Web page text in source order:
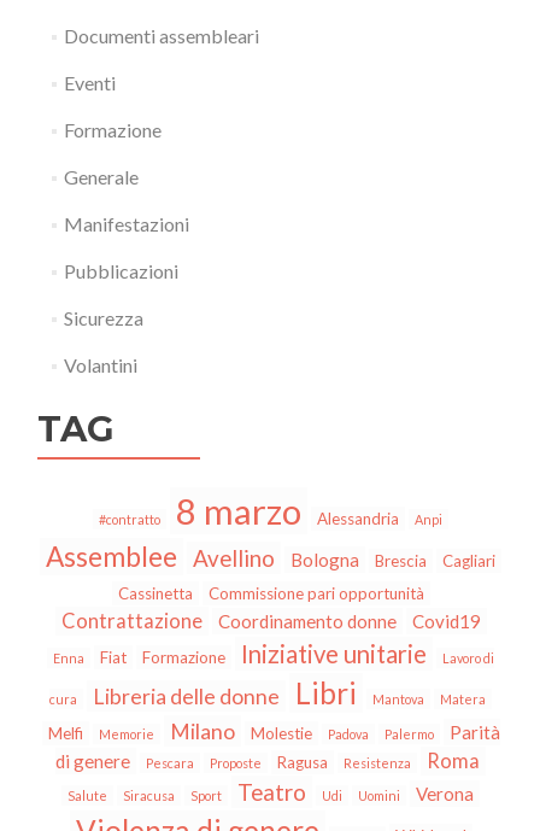
Documenti assembleari
Eventi
Formazione
Generale
Manifestazioni
Pubblicazioni
Sicurezza
Volantini
TAG
#contratto 8 marzo Alessandria Anpi
Assemblee Avellino Bologna Brescia
Cagliari
Cassinetta
Commissione pari opportunità
Contrattazione Coordinamento donne Covid19
Enna Fiat Formazione Iniziative unitarie Lavoro di
cura Libreria delle donne Libri Mantova Matera
Melfi Memorie Milano Molestie Padova Palermo
Parità
di genere
Pescara Proposte Ragusa Resistenza Roma
Salute Siracusa Sport Teatro Udi Uomini Verona